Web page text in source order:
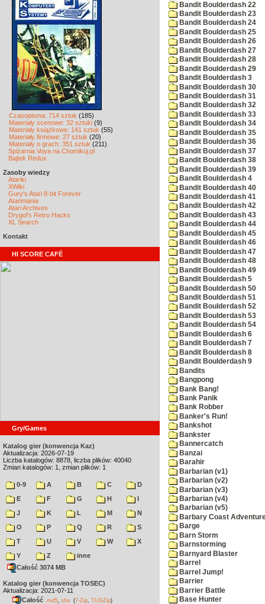
Czasopisma: 714 sztuk (185)
Materiały scenowe: 32 sztuki (9)
Materiały książkowe: 141 sztuk (55)
Materiały firmowe: 27 sztuk (20)
Materiały o grach: 351 sztuk (211)
Spiżarnia Voya na Chomikuj.pl
Bajtek Redux
Zasoby wiedzy
Atariki
XWiki
Gury's Atari 8-bit Forever
Atarimania
Atari Archives
Drygol's Retro Hacks
XL Search
Kontakt
HI SCORE CAFÉ
Gry/Games
Katalog gier (konwencja Kaz)
Aktualizacja: 2026-07-19
Liczba katalogów: 8878, liczba plików: 40040
Zmian katalogów: 1, zmian plików: 1
0-9 A B C
D
E
F G H
I
J
K L M
N
O
P Q R
S
T
U V W
X
Y
Z
inne
Całość 3074 MB
Katalog gier (konwencja TOSEC)
Aktualizacja: 2021-07-11
Całość md5 sha (7-Zip TUGZip)
Bandit Boulderdash 22
Bandit Boulderdash 23
Bandit Boulderdash 24
Bandit Boulderdash 25
Bandit Boulderdash 26
Bandit Boulderdash 27
Bandit Boulderdash 28
Bandit Boulderdash 29
Bandit Boulderdash 3
Bandit Boulderdash 30
Bandit Boulderdash 31
Bandit Boulderdash 32
Bandit Boulderdash 33
Bandit Boulderdash 34
Bandit Boulderdash 35
Bandit Boulderdash 36
Bandit Boulderdash 37
Bandit Boulderdash 38
Bandit Boulderdash 39
Bandit Boulderdash 4
Bandit Boulderdash 40
Bandit Boulderdash 41
Bandit Boulderdash 42
Bandit Boulderdash 43
Bandit Boulderdash 44
Bandit Boulderdash 45
Bandit Boulderdash 46
Bandit Boulderdash 47
Bandit Boulderdash 48
Bandit Boulderdash 49
Bandit Boulderdash 5
Bandit Boulderdash 50
Bandit Boulderdash 51
Bandit Boulderdash 52
Bandit Boulderdash 53
Bandit Boulderdash 54
Bandit Boulderdash 6
Bandit Boulderdash 7
Bandit Boulderdash 8
Bandit Boulderdash 9
Bandits
Bangpong
Bank Bang!
Bank Panik
Bank Robber
Banker's Run!
Bankshot
Bankster
Bannercatch
Banzai
Barahir
Barbarian (v1)
Barbarian (v2)
Barbarian (v3)
Barbarian (v4)
Barbarian (v5)
Barbary Coast
Barge
Barn Storm
Barnstorming
Barnyard Blaster
Barrel
Barrel Jump!
Barrier
Barrier Battle
Base Hunter